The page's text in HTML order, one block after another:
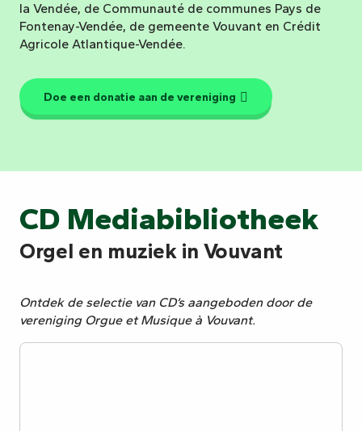
la Vendée, de Communauté de communes Pays de
Fontenay-Vendée, de gemeente Vouvant en Crédit
Agricole Atlantique-Vendée.
Doe een donatie aan de vereniging
CD Mediabibliotheek
Orgel en muziek in Vouvant
Ontdek de selectie van CD’s aangeboden door de
vereniging Orgue et Musique à Vouvant.